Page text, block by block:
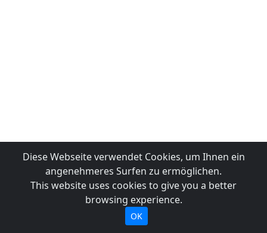
Diese Webseite verwendet Cookies, um Ihnen ein
angenehmeres Surfen zu ermöglichen.
This website uses cookies to give you a better
browsing experience.
OK